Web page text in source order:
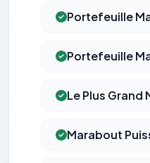
Portefeuille
Portefeuille
Le Plus
Marabout